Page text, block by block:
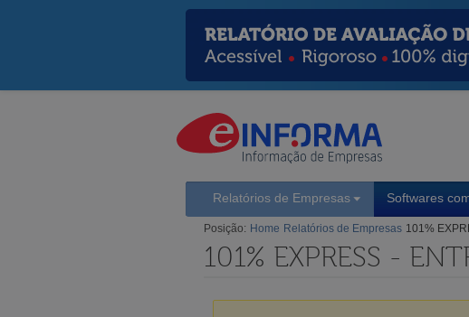
Relatórios de Empresas Softwares
Posição: Home Relatórios de Empresas 101%
101% EXPRESS -